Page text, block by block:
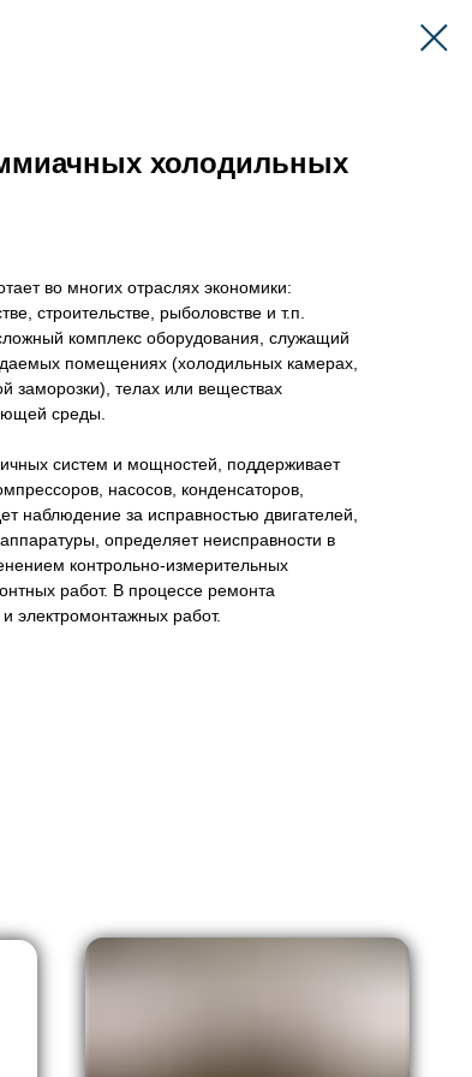
холодильных
во многих отраслях экономики:
строительстве, рыболовстве и т.п.
комплекс оборудования, служащий
помещениях (холодильных камерах,
заморозки), телах или веществах
среды.
систем и мощностей, поддерживает
насосов, конденсаторов,
наблюдение за исправностью двигателей,
определяет неисправности в
контрольно-измерительных
работ. В процессе ремонта
электромонтажных работ.